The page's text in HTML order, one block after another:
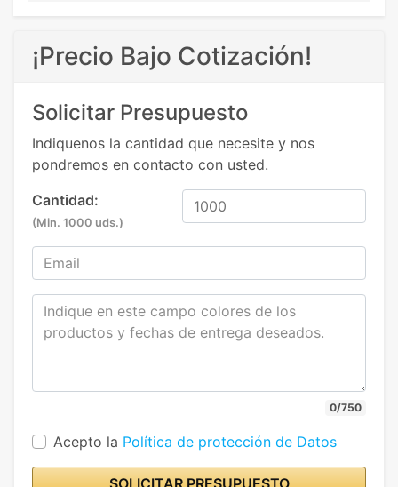
¡Precio Bajo Cotización!
Solicitar Presupuesto
Indiquenos la cantidad que necesite y nos
pondremos en contacto con usted.
Cantidad:
(Min. 1000 uds.)
0/750
Acepto la Política de protección de Datos
SOLICITAR PRESUPUESTO